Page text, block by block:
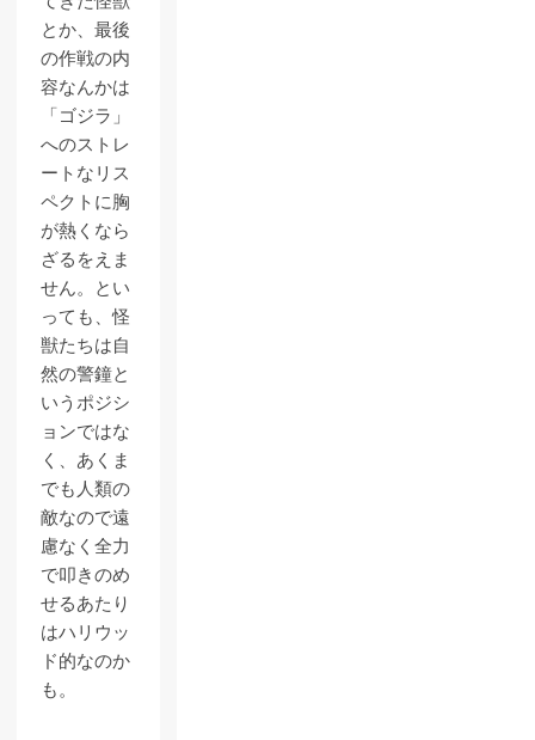
とか、最後
の作戦の内
容なんかは
「ゴジラ」
へのストレ
ートなリス
ペクトに胸
が熱くなら
ざるをえま
せん。とい
っても、怪
獣たちは自
然の警鐘と
いうポジシ
ョンではな
く、あくま
でも人類の
敵なので遠
慮なく全力
で叩きのめ
せるあたり
はハリウッ
ド的なのか
も。